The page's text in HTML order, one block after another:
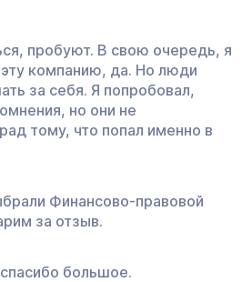
пробуют. В свою очередь, я
компанию, да. Но люди
за себя. Я попробовал,
но они не
тому, что попал именно в
Финансово-правовой
за отзыв.
большое.